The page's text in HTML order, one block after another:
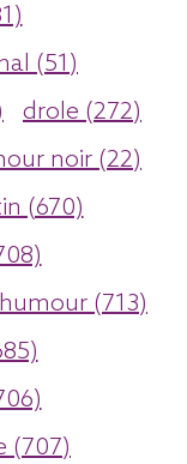
(51)
drole (272)
noir (22)
(670)
(713)
(707)